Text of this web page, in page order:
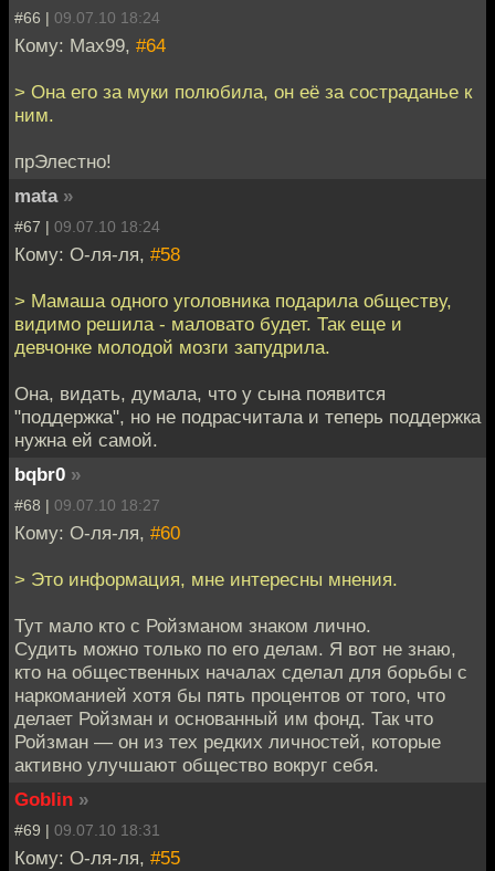
#66 | 09.07.10 18:24
Кому: Max99, #64
> Она его за муки полюбила, он её за состраданье к
ним.
прЭлестно!
mata »
#67 | 09.07.10 18:24
Кому: О-ля-ля, #58
> Мамаша одного уголовника подарила обществу,
видимо решила - маловато будет. Так еще и
девчонке молодой мозги запудрила.
Она, видать, думала, что у сына появится
"поддержка", но не подрасчитала и теперь поддержка
нужна ей самой.
bqbr0 »
#68 | 09.07.10 18:27
Кому: О-ля-ля, #60
> Это информация, мне интересны мнения.
Тут мало кто с Ройзманом знаком лично.
Судить можно только по его делам. Я вот не знаю,
кто на общественных началах сделал для борьбы с
наркоманией хотя бы пять процентов от того, что
делает Ройзман и основанный им фонд. Так что
Ройзман — он из тех редких личностей, которые
активно улучшают общество вокруг себя.
Goblin »
#69 | 09.07.10 18:31
Кому: О-ля-ля, #55